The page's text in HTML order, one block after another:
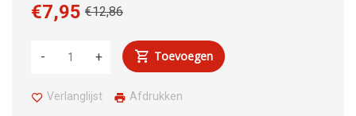
€12,86
€7,95
+
- Toevoegen
Verlanglijst Afdrukken